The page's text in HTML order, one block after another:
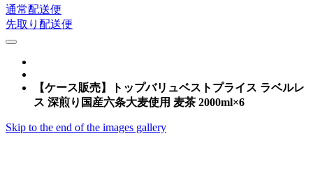
通常配送便
先取り配送便
【ケース販売】トップバリュベストプライス ラベルレ
ス 深煎り国産六条大麦使用 麦茶 2000ml×6
Skip to the end of the images gallery